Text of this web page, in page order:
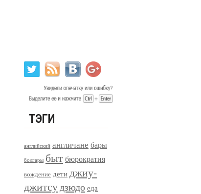
ТЭГИ
английский англичане бары
болгары бытбюрократия
вождение дети джиу-
джитсудзюдо еда